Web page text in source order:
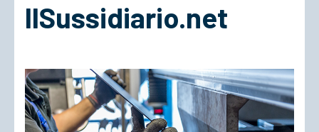
IlSussidiario.net